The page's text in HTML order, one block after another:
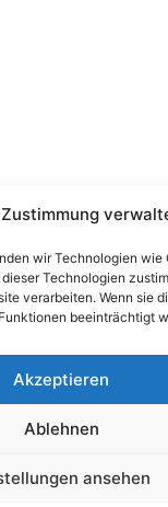
wir Technologien
Technologien
verarbeiten. Wenn sie
beeinträchtigt
Akzeptieren
Ablehnen
ansehen